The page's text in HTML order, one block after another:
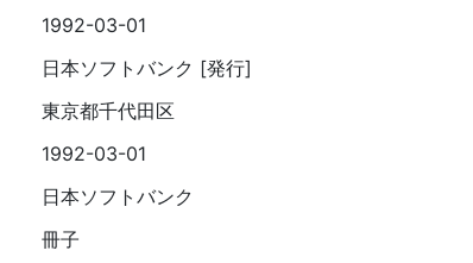
1992-03-01
日本ソフトバンク [発行]
東京都千代田区
1992-03-01
日本ソフトバンク
冊子